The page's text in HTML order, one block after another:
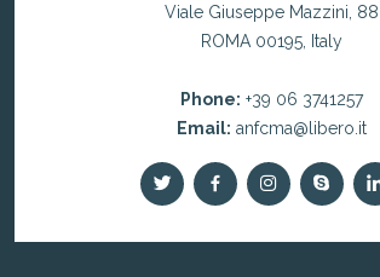
Viale Giuseppe Mazzini, 88
ROMA 00195, Italy
Phone: +39 06 3741257
Email: anfcma@libero.it